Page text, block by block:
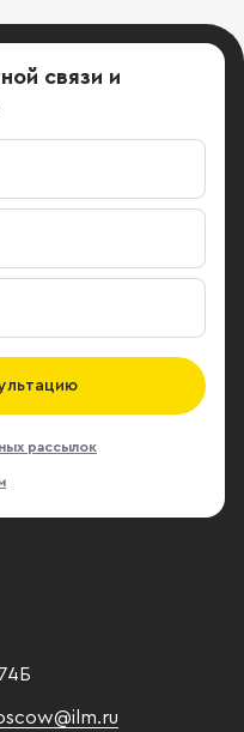
связи и
рассылок